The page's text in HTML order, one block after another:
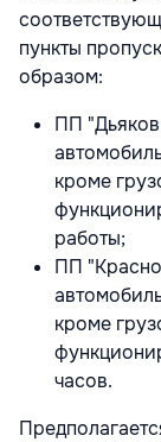
пункты
образом:
ПП
кроме
работы;
ПП
кроме
часов.